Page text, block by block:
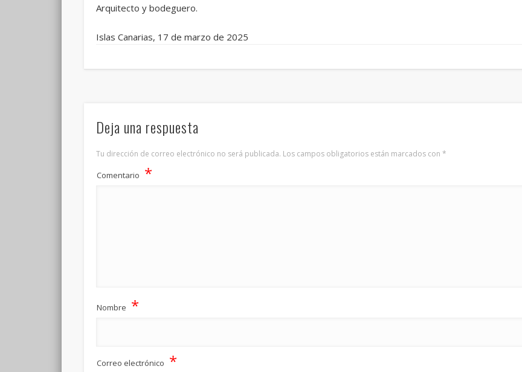
Arquitecto y bodeguero.
Islas Canarias, 17 de marzo de 2025
Deja una respuesta
Tu dirección de correo electrónico no será publicada. Los campos obligatorios están marcados con *
Comentario *
Nombre *
Correo electrónico *